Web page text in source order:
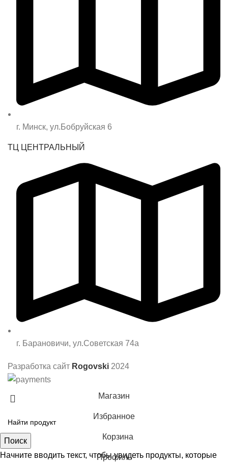
г. Минск, ул.Бобруйская 6
ТЦ ЦЕНТРАЛЬНЫЙ
г. Барановичи, ул.Советская 74а
Разработка сайт Rogovski 2024
Поиск
Начните вводить текст, чтобы увидеть продукты, которые
Магазин
Избранное
Корзина
Профиль